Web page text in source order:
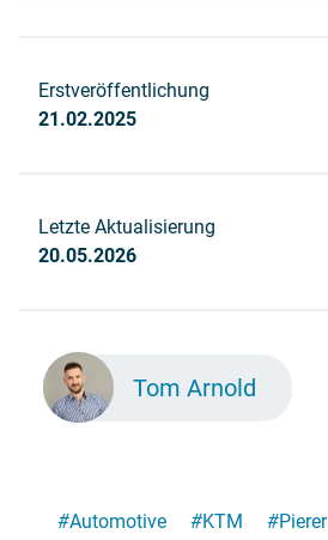
Erstveröffentlichung
21.02.2025
Letzte Aktualisierung
20.05.2026
Tom Arnold
#Automotive #KTM #